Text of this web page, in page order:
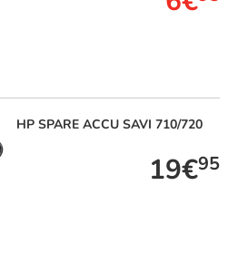
HP SPARE ACCU SAVI 710/720
19€95